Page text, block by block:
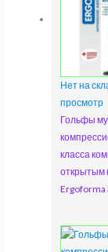
Нет на
просмотр
Гольфы
класса
открытым
Ergoforma